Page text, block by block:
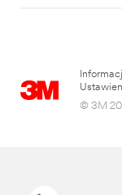
© 3M